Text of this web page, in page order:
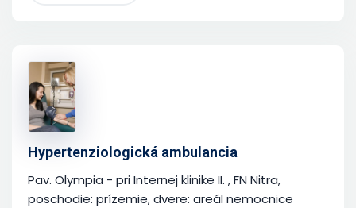
Hypertenziologická ambulancia
Pav. Olympia - pri Internej klinike II. , FN Nitra,
poschodie: prízemie, dvere: areál nemocnice